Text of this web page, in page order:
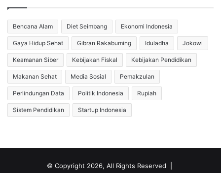
Bencana Alam Diet Seimbang Ekonomi Indonesia
Gaya Hidup Sehat Gibran Rakabuming Iduladha Jokowi
Keamanan Siber Kebijakan Fiskal Kebijakan Pendidikan
Makanan Sehat Media Sosial Pemakzulan
Perlindungan Data Politik Indonesia Rupiah
Sistem Pendidikan Startup Indonesia
© Copyright 2026, All Rights Reserved |